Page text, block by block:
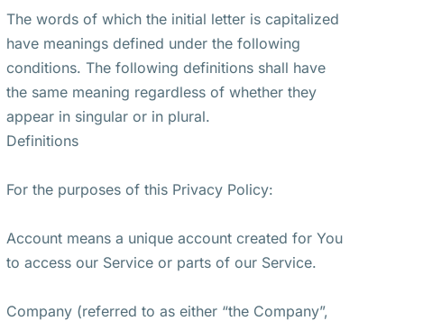
The words of which the initial letter is capitalized
have meanings defined under the following
conditions. The following definitions shall have
the same meaning regardless of whether they
appear in singular or in plural.
Definitions
For the purposes of this Privacy Policy:
Account means a unique account created for You
to access our Service or parts of our Service.
Company (referred to as either “the Company”,